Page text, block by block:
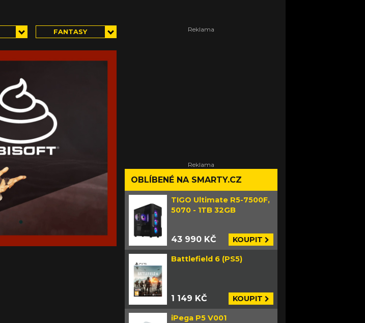
FANTASY
OBLÍBENÉ NA SMARTY.CZ
TIGO Ultimate R5-7500F,
5070 - 1TB 32GB
43 990 KČ KOUPIT
Battlefield 6 (PS5)
1 149 KČ KOUPIT
iPega P5 V001